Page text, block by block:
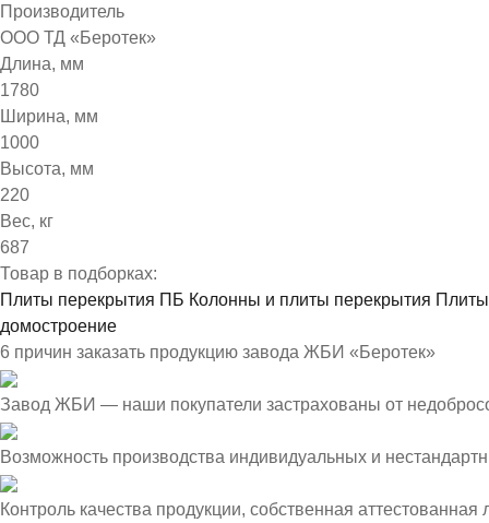
Производитель
ООО ТД «Беротек»
Длина, мм
1780
Ширина, мм
1000
Высота, мм
220
Вес, кг
687
Товар в подборках:
Плиты перекрытия ПБ Колонны и плиты перекрытия
домостроение
6 причин заказать продукцию завода ЖБИ «Беротек»
Завод ЖБИ — наши покупатели застрахованы от
Возможность производства индивидуальных и
Контроль качества продукции, собственная аттестованная